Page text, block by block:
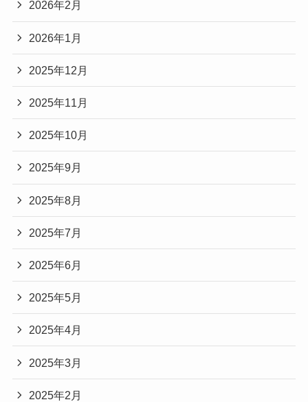
2026年2月
2026年1月
2025年12月
2025年11月
2025年10月
2025年9月
2025年8月
2025年7月
2025年6月
2025年5月
2025年4月
2025年3月
2025年2月